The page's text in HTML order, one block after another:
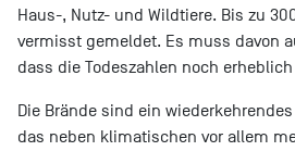
Haus-, Nutz- und Wildtiere. Bis zu
vermisst gemeldet. Es muss davon
dass die Todeszahlen noch
Die Brände sind ein
das neben klimatischen vor allem